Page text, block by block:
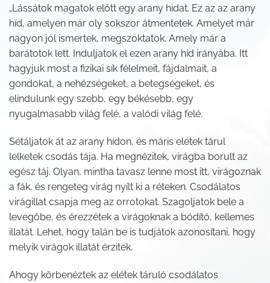
„Lássátok magatok előtt egy arany hidat. Ez az az arany
híd, amelyen már oly sokszor átmentetek. Amelyet már
nagyon jól ismertek, megszoktatok. Amely már a
barátotok lett. Induljatok el ezen arany híd irányába. Itt
hagyjuk most a fizikai sík félelmeit, fájdalmait, a
gondokat, a nehézségeket, a betegségeket, és
elindulunk egy szebb, egy békésebb, egy
nyugalmasabb világ felé, a valódi világ felé.
Sétáljatok át az arany hídon, és máris elétek tárul
lelketek csodás tája. Ha megnézitek, virágba borult az
egész táj. Olyan, mintha tavasz lenne most itt, virágoznak
a fák, és rengeteg virág nyílt ki a réteken. Csodálatos
virágillat csapja meg az orrotokat. Szagoljatok bele a
levegőbe, és érezzétek a virágoknak a bódító, kellemes
illatát. Lehet, hogy talán be is tudjátok azonosítani, hogy
melyik virágok illatát érzitek.
Ahogy körbenéztek az elétek táruló csodálatos